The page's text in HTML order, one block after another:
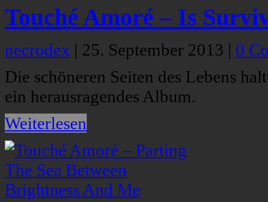
Touché Amoré – Is
necrodex | 25. September 2013 | 0
Die schöneren Seiten des Lebens
ein herausragendes Album.
Weiterlesen